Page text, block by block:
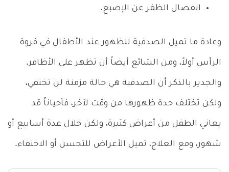
انفصال الظفر عن الإصبع.
وعادة ما تميل الصدفية للظهور عند الأطفال في فروة
الرأس أولاً، ومن الشائع أيضاً أن تظهر على الأظافر.
والجدير بالذكر أن الصدفية هي حالة مزمنة لن تختفي،
ولكن تختلف حدة ظهورها من وقت لآخر، فأحياناً قد
يعاني الطفل من أعراض كثيرة، ولكن خلال عدة أسابيع أو
شهور، ومع العلاج، تميل الأعراض للتحسن أو الاختفاء.